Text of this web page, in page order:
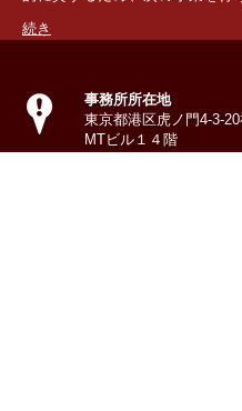
​続き
事務所所在地
東京都港区虎ノ門4-3-
MTビル１４階